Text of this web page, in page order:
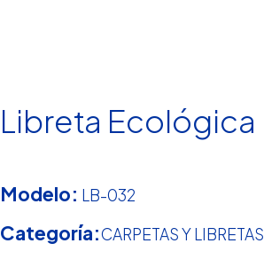
Libreta Ecológica
Modelo: LB-032
Categoría:CARPETAS Y LIBRETAS